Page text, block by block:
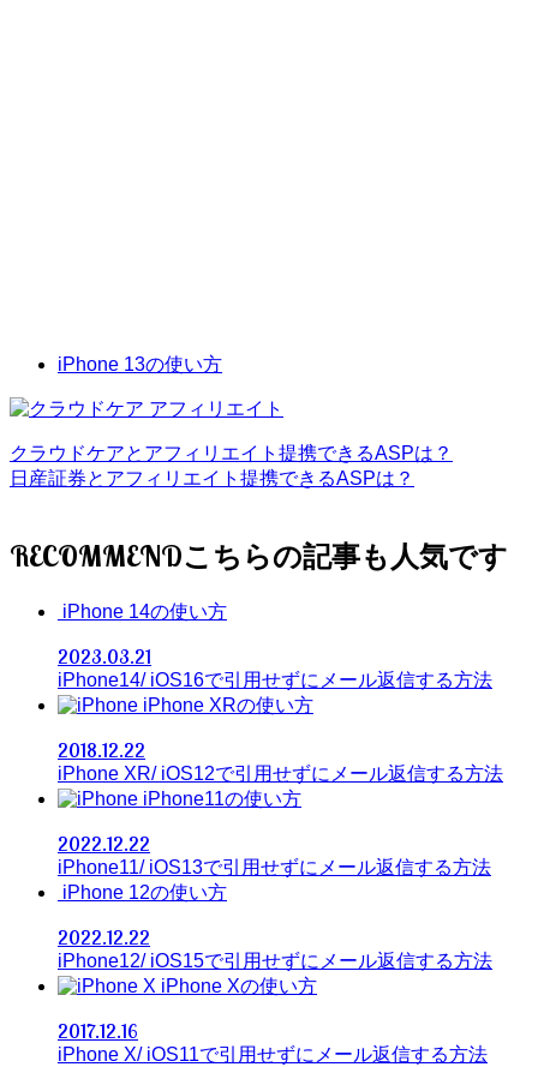
iPhone 13の使い方
クラウドケアとアフィリエイト提携できるASPは？
日産証券とアフィリエイト提携できるASPは？
RECOMMEND
iPhone 14の使い方
2023.03.21
iPhone14/ iOS16で引用せずにメール返信する方法
iPhone XRの使い方
2018.12.22
iPhone XR/ iOS12で引用せずにメール返信する方法
iPhone11の使い方
2022.12.22
iPhone11/ iOS13で引用せずにメール返信する方法
iPhone 12の使い方
2022.12.22
iPhone12/ iOS15で引用せずにメール返信する方法
iPhone Xの使い方
2017.12.16
iPhone X/ iOS11で引用せずにメール返信する方法